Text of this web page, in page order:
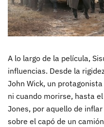
A lo largo de la película,
influencias. Desde la
John Wick, un
ni cuando morirse, hasta
Jones, por aquello de
sobre el capó de un